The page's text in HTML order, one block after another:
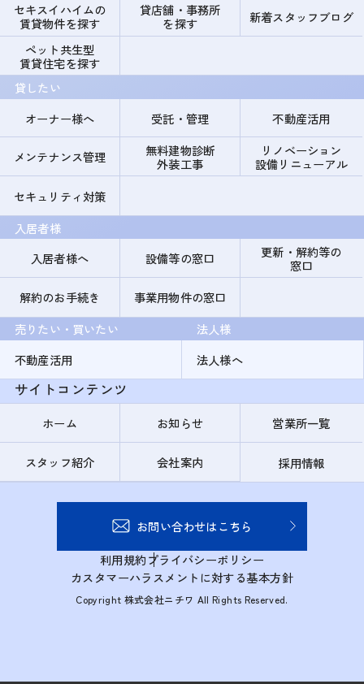
セキスイハイムの
賃貸物件を探す
貸店舗・事務所
を探す
新着スタッフブログ
ペット共生型
賃貸住宅を探す
貸したい
オーナー様へ
受託・管理 不動産活用
メンテナンス管理
無料建物診断
外装工事
リノベーション
設備リニューアル
セキュリティ対策
入居者様
入居者様へ
設備等の窓口
更新・解約等の
窓口
解約のお手続き
事業用物件の窓口
売りたい・買いたい
不動産活用
法人様
法人様へ
サイトコンテンツ
ホーム お知らせ 営業所一覧
スタッフ紹介 会社案内 採用情報
お問い合わせはこちら
利用規約プライバシーポリシー
カスタマーハラスメントに対する基本方針
Copyright 株式会社ニチワ All Rights Reserved.